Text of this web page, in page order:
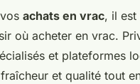
achats en vrac, il est
où acheter en vrac.
et plateformes
et qualité tout